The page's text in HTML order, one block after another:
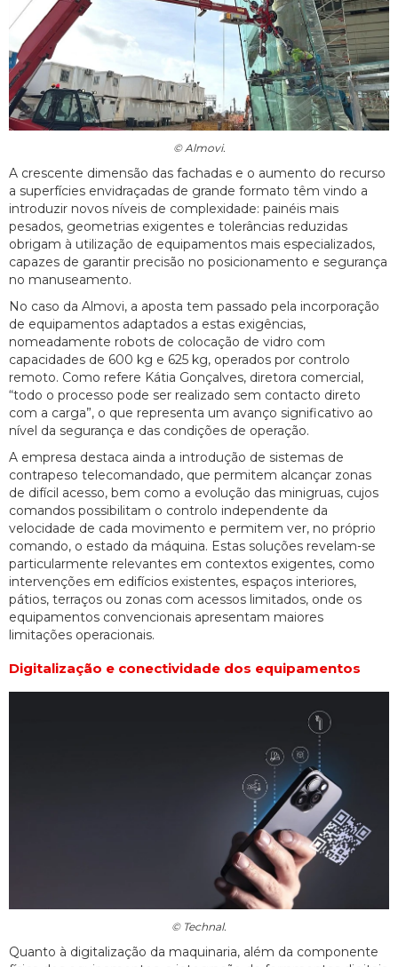
© Almovi.
A crescente dimensão das fachadas e o aumento do recurso
a superfícies envidraçadas de grande formato têm vindo a
introduzir novos níveis de complexidade: painéis mais
pesados, geometrias exigentes e tolerâncias reduzidas
obrigam à utilização de equipamentos mais especializados,
capazes de garantir precisão no posicionamento e segurança
no manuseamento.
No caso da Almovi, a aposta tem passado pela incorporação
de equipamentos adaptados a estas exigências,
nomeadamente robots de colocação de vidro com
capacidades de 600 kg e 625 kg, operados por controlo
remoto. Como refere Kátia Gonçalves, diretora comercial,
“todo o processo pode ser realizado sem contacto direto
com a carga”, o que representa um avanço significativo ao
nível da segurança e das condições de operação.
A empresa destaca ainda a introdução de sistemas de
contrapeso telecomandado, que permitem alcançar zonas
de difícil acesso, bem como a evolução das minigruas, cujos
comandos possibilitam o controlo independente da
velocidade de cada movimento e permitem ver, no próprio
comando, o estado da máquina. Estas soluções revelam-se
particularmente relevantes em contextos exigentes, como
intervenções em edifícios existentes, espaços interiores,
pátios, terraços ou zonas com acessos limitados, onde os
equipamentos convencionais apresentam maiores
limitações operacionais.
Digitalização e conectividade dos equipamentos
© Technal.
Quanto à digitalização da maquinaria, além da componente